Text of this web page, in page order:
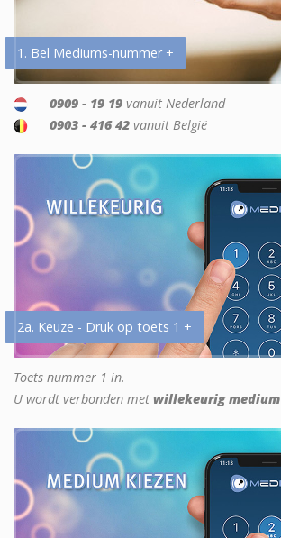
1. Bel Mediums-nummer +
0909 - 19 19 vanuit Nederland
0903 - 416 42 vanuit België
2a. Keuze - Druk op toets 1 +
Toets nummer 1 in.
U wordt verbonden met willekeurig medium